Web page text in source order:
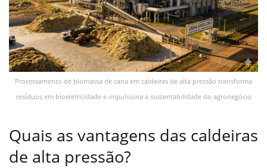
Processamento de biomassa de cana em caldeiras de alta pressão transforma
resíduos em bioeletricidade e impulsiona a sustentabilidade do agronegócio
Quais as vantagens das caldeiras
de alta pressão?